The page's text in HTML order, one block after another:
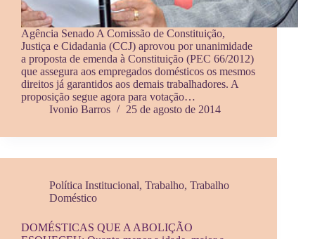
Agência Senado A Comissão de Constituição,
Justiça e Cidadania (CCJ) aprovou por unanimidade
a proposta de emenda à Constituição (PEC 66/2012)
que assegura aos empregados domésticos os mesmos
direitos já garantidos aos demais trabalhadores. A
proposição segue agora para votação…
Ivonio Barros
25 de agosto de 2014
Política Institucional, Trabalho, Trabalho
Doméstico
DOMÉSTICAS QUE A ABOLIÇÃO